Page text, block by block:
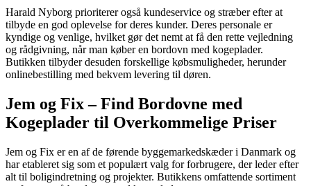
Harald Nyborg prioriterer også kundeservice og stræber efter at
tilbyde en god oplevelse for deres kunder. Deres personale er
kyndige og venlige, hvilket gør det nemt at få den rette vejledning
og rådgivning, når man køber en bordovn med kogeplader.
Butikken tilbyder desuden forskellige købsmuligheder, herunder
onlinebestilling med bekvem levering til døren.
Jem og Fix – Find Bordovne med
Kogeplader til Overkommelige Priser
Jem og Fix er en af de førende byggemarkedskæder i Danmark og
har etableret sig som et populært valg for forbrugere, der leder efter
alt til boligindretning og projekter. Butikkens omfattende sortiment